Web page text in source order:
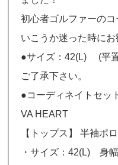
初心者ゴルファーの
いこうか迷った時にお
●サイズ：42(L) (平
ご了承下さい。
●コーディネイトセッ
VA HEART
【トップス】 半袖ポ
・サイズ：42(L) 身